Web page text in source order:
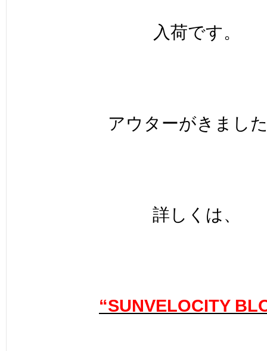
入荷です。
アウターがきまし
詳しくは、
“SUNVELOCITY